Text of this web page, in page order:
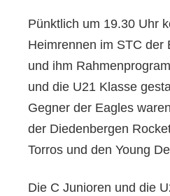
Pünktlich um 19.30 Uhr
Heimrennen im STC der
und ihm
und die U21 Klasse
Gegner der Eagles
der Diedenbergen
Torros und den Young
Die C Junioren und die